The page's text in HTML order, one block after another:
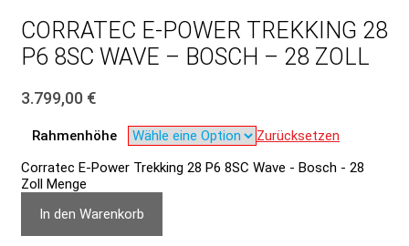
CORRATEC E-POWER TREKKING 28
P6 8SC WAVE – BOSCH – 28 ZOLL
3.799,00 €
Rahmenhöhe
Zurücksetzen
Corratec E-Power Trekking 28 P6 8SC Wave - Bosch - 28
Zoll Menge
In den Warenkorb